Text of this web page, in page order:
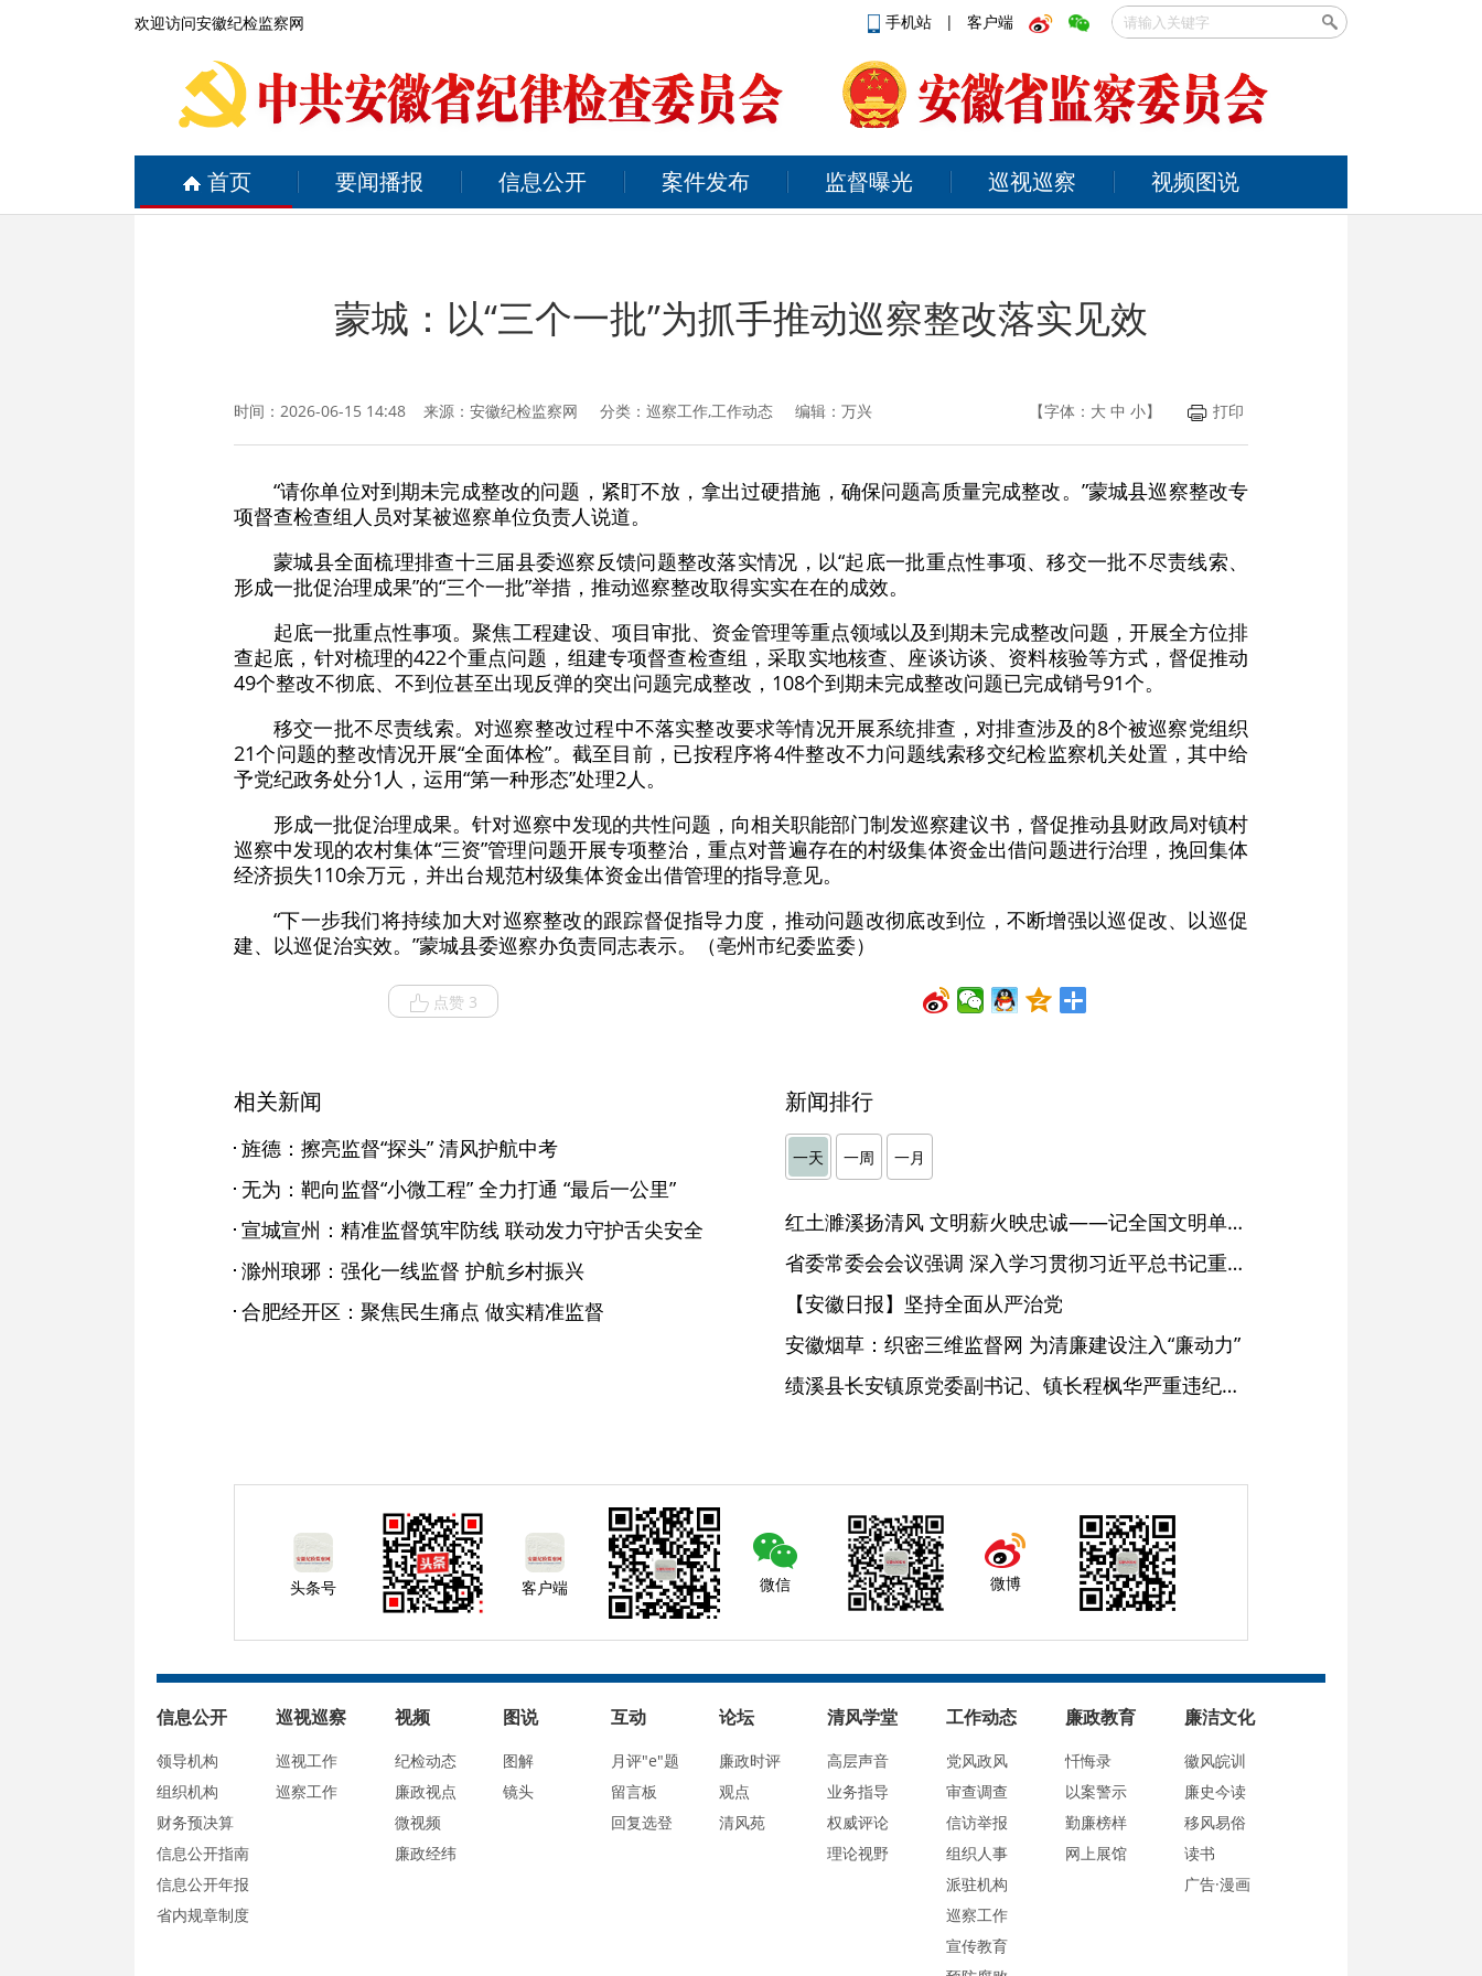
欢迎访问安徽纪检监察网 手机站 | 客户端
首页 要闻播报 信息公开 案件发布 监督曝光 巡视巡察 视频图说
蒙城：以“三个一批”为抓手推动巡察整改落实见效
时间：2026-06-15 14:48 来源： 安徽纪检监察网 分类：巡察工作,工作动态 编辑：万兴 【字体： 大 中 小】 打印
“请你单位对到期未完成整改的问题，紧盯不放，拿出过硬措施，确保问题高质量完成整改。”蒙城县巡察整改专
项督查检查组人员对某被巡察单位负责人说道。
蒙城县全面梳理排查十三届县委巡察反馈问题整改落实情况，以“起底一批重点性事项、移交一批不尽责线索、
形成一批促治理成果”的“三个一批”举措，推动巡察整改取得实实在在的成效。
起底一批重点性事项。聚焦工程建设、项目审批、资金管理等重点领域以及到期未完成整改问题，开展全方位排
查起底，针对梳理的422个重点问题，组建专项督查检查组，采取实地核查、座谈访谈、资料核验等方式，督促推动
49个整改不彻底、不到位甚至出现反弹的突出问题完成整改，108个到期未完成整改问题已完成销号91个。
移交一批不尽责线索。对巡察整改过程中不落实整改要求等情况开展系统排查，对排查涉及的8个被巡察党组织
21个问题的整改情况开展“全面体检”。截至目前，已按程序将4件整改不力问题线索移交纪检监察机关处置，其中给
予党纪政务处分1人，运用“第一种形态”处理2人。
形成一批促治理成果。针对巡察中发现的共性问题，向相关职能部门制发巡察建议书，督促推动县财政局对镇村
巡察中发现的农村集体“三资”管理问题开展专项整治，重点对普遍存在的村级集体资金出借问题进行治理，挽回集体
经济损失110余万元，并出台规范村级集体资金出借管理的指导意见。
“下一步我们将持续加大对巡察整改的跟踪督促指导力度，推动问题改彻底改到位，不断增强以巡促改、以巡促
建、以巡促治实效。”蒙城县委巡察办负责同志表示。（亳州市纪委监委）
点赞 3
相关新闻
旌德：擦亮监督“探头” 清风护航中考
无为：靶向监督“小微工程” 全力打通 “最后一公里”
宣城宣州：精准监督筑牢防线 联动发力守护舌尖安全
滁州琅琊：强化一线监督 护航乡村振兴
合肥经开区：聚焦民生痛点 做实精准监督
新闻排行
一天 一周 一月
红土濉溪扬清风 文明薪火映忠诚——记全国文明单位、安徽省濉溪县纪委监委
省委常委会会议强调 深入学习贯彻习近平总书记重要讲话精神 以高质量党建引领高质量发展 梁言顺主持并讲话
【安徽日报】坚持全面从严治党
安徽烟草：织密三维监督网 为清廉建设注入“廉动力”
绩溪县长安镇原党委副书记、镇长程枫华严重违纪违法被开除党籍和公职
头条号 客户端 微信 微博
信息公开
领导机构
组织机构
财务预决算
信息公开指南
信息公开年报
省内规章制度
巡视巡察
巡视工作
巡察工作
视频
纪检动态
廉政视点
微视频
廉政经纬
图说
图解
镜头
互动
月评"e"题
留言板
回复选登
论坛
廉政时评
观点
清风苑
清风学堂
高层声音
业务指导
权威评论
理论视野
工作动态
党风政风
审查调查
信访举报
组织人事
派驻机构
巡察工作
宣传教育
廉政教育
忏悔录
以案警示
勤廉榜样
网上展馆
廉洁文化
徽风皖训
廉史今读
移风易俗
读书
广告·漫画